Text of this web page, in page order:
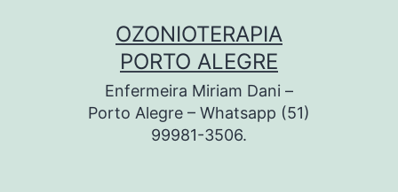
OZONIOTERAPIA
PORTO ALEGRE
Enfermeira Miriam Dani –
Porto Alegre – Whatsapp (51)
99981-3506.